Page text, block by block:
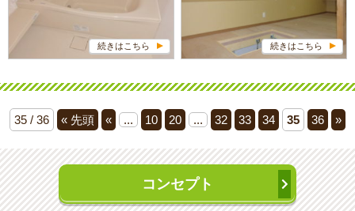
続きはこちら 続きはこちら
35 / 36 « 先頭 « ... 10 20 ... 32 33 34 35 36 »
コンセプト